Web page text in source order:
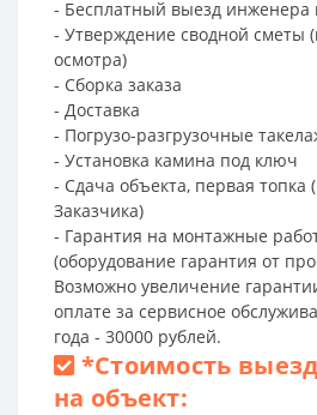
- Бесплатный выезд инженера
- Утверждение сводной сметы
осмотра)
- Сборка заказа
- Доставка
- Погрузо-разгрузочные
- Установка камина под ключ
- Сдача объекта, первая
Заказчика)
- Гарантия на монтажные
(оборудование гарантия от
Возможно увеличение
оплате за сервисное
года - 30000 рублей.
*Стоимость
на объект: